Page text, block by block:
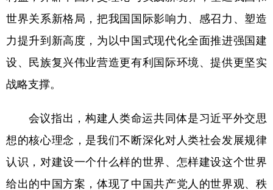
世界关系新格局，把我国国际影响力、感召力、塑造
力提升到新高度，为以中国式现代化全面推进强国建
设、民族复兴伟业营造更有利国际环境、提供更坚实
战略支撑。
会议指出，构建人类命运共同体是习近平外交思
想的核心理念，是我们不断深化对人类社会发展规律
认识，对建设一个什么样的世界、怎样建设这个世界
给出的中国方案，体现了中国共产党人的世界观、秩